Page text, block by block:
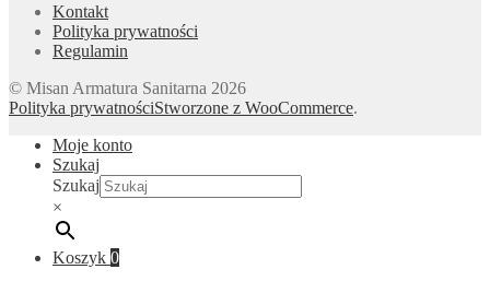
Kontakt
Polityka prywatności
Regulamin
© Misan Armatura Sanitarna 2026
Polityka prywatnościStworzone z WooCommerce.
Moje konto
Szukaj
Szukaj
×
Koszyk 0